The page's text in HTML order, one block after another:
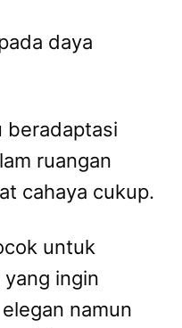
daya
beradaptasi
ruangan
cahaya cukup.
untuk
ingin
namun